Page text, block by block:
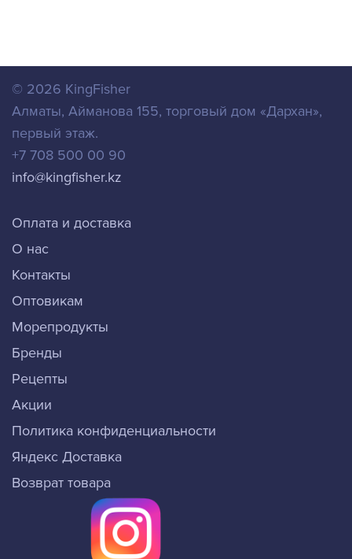
© 2026 KingFisher
Алматы, Айманова 155, торговый дом «Дархан»,
первый этаж.
+7 708 500 00 90
info@kingfisher.kz
Оплата и доставка
О нас
Контакты
Оптовикам
Морепродукты
Бренды
Рецепты
Акции
Политика конфиденциальности
Яндекс Доставка
Возврат товара